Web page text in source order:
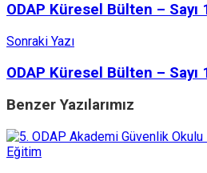
ODAP Küresel Bülten – Sayı
Sonraki Yazı
ODAP Küresel Bülten – Sayı
BenzerYazılarımız
Eğitim